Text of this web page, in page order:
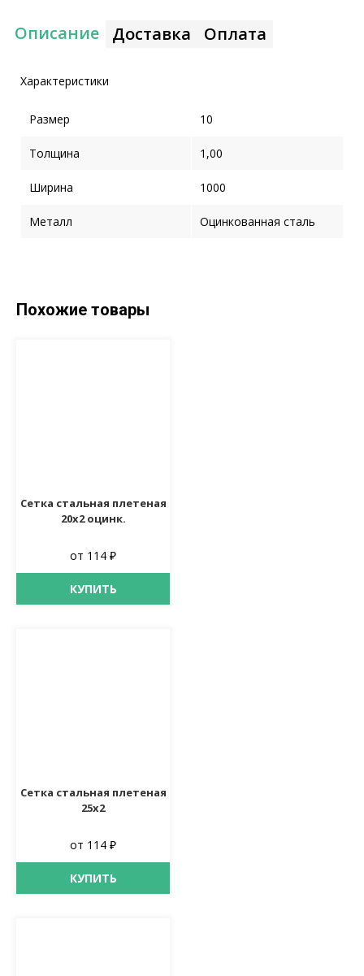
Описание Доставка Оплата
Характеристики
Размер 10
Толщина 1,00
Ширина 1000
Металл Оцинкованная сталь
Похожие товары
Сетка стальная плетеная
20х2 оцинк.
от 114 ₽
КУПИТЬ
Сетка стальная плетеная
25х2
от 114 ₽
КУПИТЬ